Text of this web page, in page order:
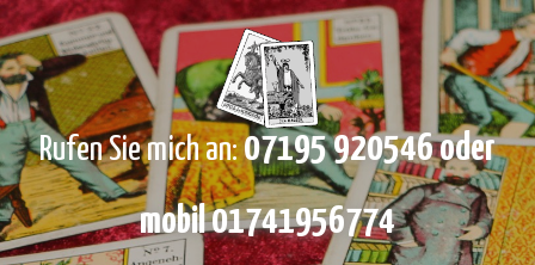
Rufen Sie mich an:07195 920546 oder
mobil 01741956774